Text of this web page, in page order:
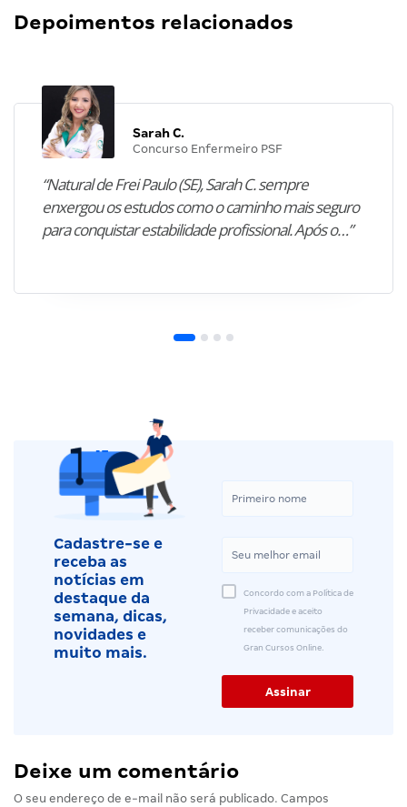
Depoimentos relacionados
Sarah C.
Concurso Enfermeiro PSF
“Natural de Frei Paulo (SE), Sarah C. sempre
enxergou os estudos como o caminho mais seguro
para conquistar estabilidade profissional. Após o…”
Cadastre-se e
receba as
notícias em
destaque da
semana, dicas,
novidades e
muito mais.
Concordo com a Política de
Privacidade e aceito
receber comunicações do
Gran Cursos Online.
Deixe um comentário
O seu endereço de e-mail não será publicado. Campos